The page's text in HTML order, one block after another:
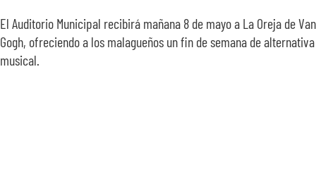
El Auditorio Municipal recibirá mañana 8 de mayo a La Oreja de Van
Gogh, ofreciendo a los malagueños un fin de semana de alternativa
musical.